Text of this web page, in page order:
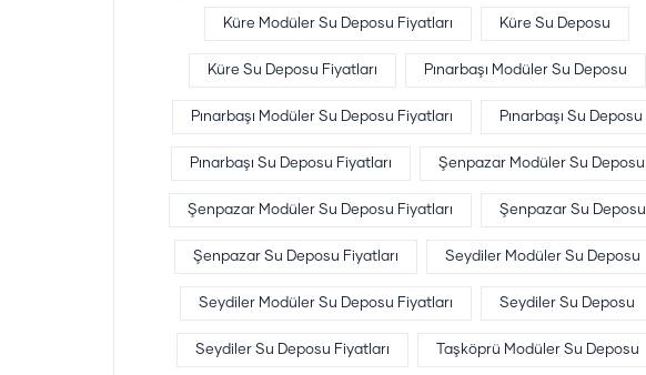
Küre Modüler Su Deposu Fiyatları Küre Su Deposu
Küre Su Deposu Fiyatları Pınarbaşı Modüler Su Deposu
Pınarbaşı Modüler Su Deposu Fiyatları Pınarbaşı Su Deposu
Pınarbaşı Su Deposu Fiyatları Şenpazar Modüler Su Deposu
Şenpazar Modüler Su Deposu Fiyatları Şenpazar Su Deposu
Şenpazar Su Deposu Fiyatları Seydiler Modüler Su Deposu
Seydiler Modüler Su Deposu Fiyatları Seydiler Su Deposu
Seydiler Su Deposu Fiyatları Taşköprü Modüler Su Deposu